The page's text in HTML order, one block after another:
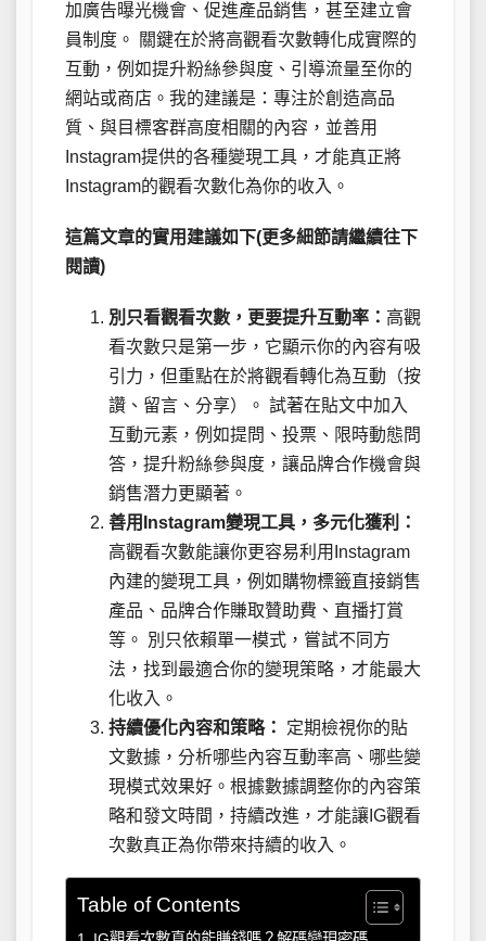
加廣告曝光機會、促進產品銷售，甚至建立會
員制度。 關鍵在於將高觀看次數轉化成實際的
互動，例如提升粉絲參與度、引導流量至你的
網站或商店。我的建議是：專注於創造高品
質、與目標客群高度相關的內容，並善用
Instagram提供的各種變現工具，才能真正將
Instagram的觀看次數化為你的收入。
這篇文章的實用建議如下(更多細節請繼續往下
閱讀)
別只看觀看次數，更要提升互動率： 高觀
看次數只是第一步，它顯示你的內容有吸
引力，但重點在於將觀看轉化為互動（按
讚、留言、分享）。 試著在貼文中加入
互動元素，例如提問、投票、限時動態問
答，提升粉絲參與度，讓品牌合作機會與
銷售潛力更顯著。
善用Instagram變現工具，多元化獲利：
高觀看次數能讓你更容易利用Instagram
內建的變現工具，例如購物標籤直接銷售
產品、品牌合作賺取贊助費、直播打賞
等。 別只依賴單一模式，嘗試不同方
法，找到最適合你的變現策略，才能最大
化收入。
持續優化內容和策略：
定期檢視你的貼
文數據，分析哪些內容互動率高、哪些變
現模式效果好。根據數據調整你的內容策
略和發文時間，持續改進，才能讓IG觀看
次數真正為你帶來持續的收入。
Table of Contents